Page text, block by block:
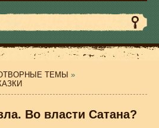
ТЕМЫ »
Во власти Сатана?